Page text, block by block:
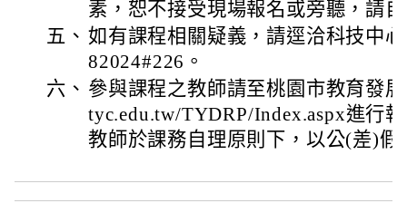
素，恕不接受現場報名或旁聽，請
五、 如有課程相關疑義，請逕洽科技中
82024#226。
六、 參與課程之教師請至桃園市教育發
tyc.edu.tw/TYDRP/Index.aspx進行
教師於課務自理原則下，以公(差)假